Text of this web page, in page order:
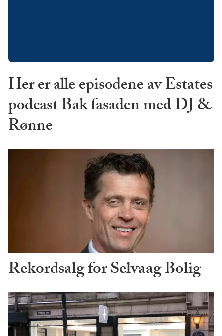
Her er alle episodene av Estates
podcast Bak fasaden med DJ &
Rønne
Rekordsalg for Selvaag Bolig